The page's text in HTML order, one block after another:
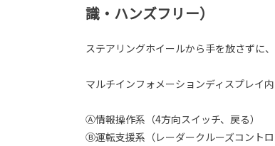
識・ハンズフリー）
ステアリングホイールから手を放さずに
マルチインフォメーションディスプレイ
Ⓐ情報操作系（4方向スイッチ、戻る）
Ⓑ運転支援系（レーダークルーズコント